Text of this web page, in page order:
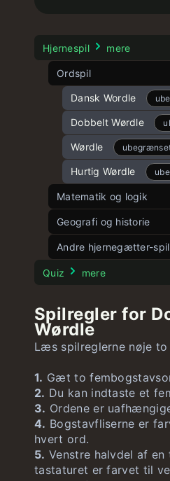
Hjernespil mere
Ordspil
Dansk Wordle
Dobbelt Wørdle
Wørdle
Hurtig Wørdle
Matematik og logik
Vinkelspil
Fem vinkler
8 Puslespil
Spil tal
Stor ligning
Geografi og historie
Spil flag
Spil lande
Spil USA flag
Andre hjernegætter-spil
Stroop Test
Quiz mere
Spilregler for
Wørdle
Læs spilreglerne nøje to
1. Gæt to
2. Du kan indtaste et
3. Ordene er
4. Bogstavfliserne er
hvert ord.
5. Venstre halvdel af
tastaturet er farvet til